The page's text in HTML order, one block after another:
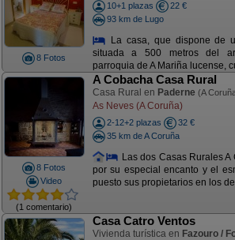
8 Fotos
10+1 plazas
22 €
93 km de Lugo
La casa, que dispone de
situada a 500 metros del
parroquia de A Mariña lucense,
8 Fotos
Video
(1 comentario)
A Cobacha Casa Rural
Casa Rural en Paderne (A
As Neves (A Coruña)
2-12+2 plazas
32 €
35 km de A Coruña
Las dos Casas Rurales
por su especial encanto y el
puesto sus propietarios en los
Casa Catro Ventos
Vivienda turística en Fazouro /